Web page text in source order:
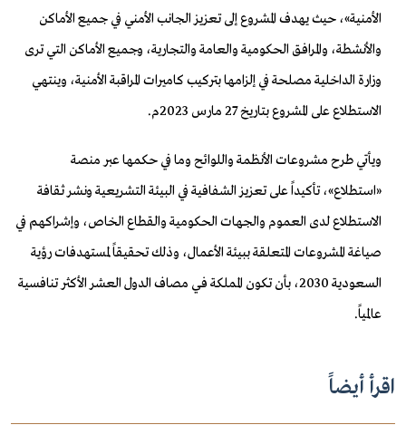
الأمنية»، حيث يهدف المشروع إلى تعزيز الجانب الأمني في جميع الأماكن
والأنشطة، والمرافق الحكومية والعامة والتجارية، وجميع الأماكن التي ترى
وزارة الداخلية مصلحة في إلزامها بتركيب كاميرات المراقبة الأمنية، وينتهي
الاستطلاع على المشروع بتاريخ 27 مارس 2023م.
ويأتي طرح مشروعات الأنظمة واللوائح وما في حكمها عبر منصة
«استطلاع»، تأكيداً على تعزيز الشفافية في البيئة التشريعية ونشر ثقافة
الاستطلاع لدى العموم والجهات الحكومية والقطاع الخاص، وإشراكهم في
صياغة المشروعات المتعلقة ببيئة الأعمال، وذلك تحقيقاً لمستهدفات رؤية
السعودية 2030، بأن تكون المملكة فـي مصاف الدول العشر الأكثر تنافسية
عالمياً.
اقرأ أيضاً